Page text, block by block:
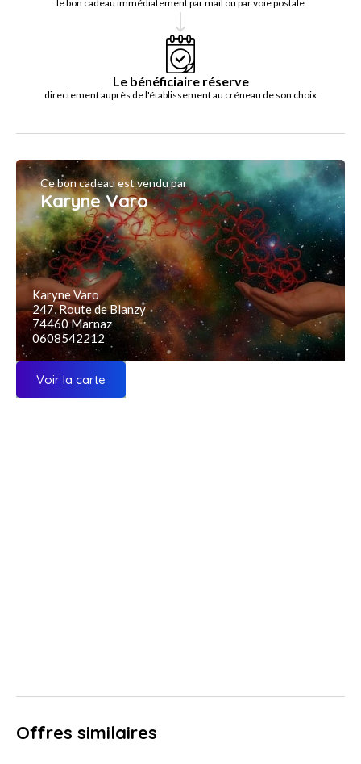
le bon cadeau immédiatement par mail ou par voie postale
Le bénéficiaire réserve
directement auprès de l'établissement au créneau de son choix
Ce bon cadeau est vendu par
Karyne Varo
Karyne Varo
247, Route de Blanzy
74460 Marnaz
0608542212
Voir la carte
Offres similaires